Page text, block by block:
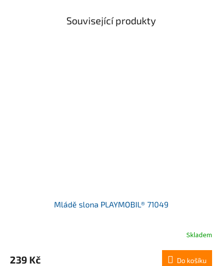
Související produkty
Mládě slona PLAYMOBIL® 71049
Skladem
239 Kč Do košíku